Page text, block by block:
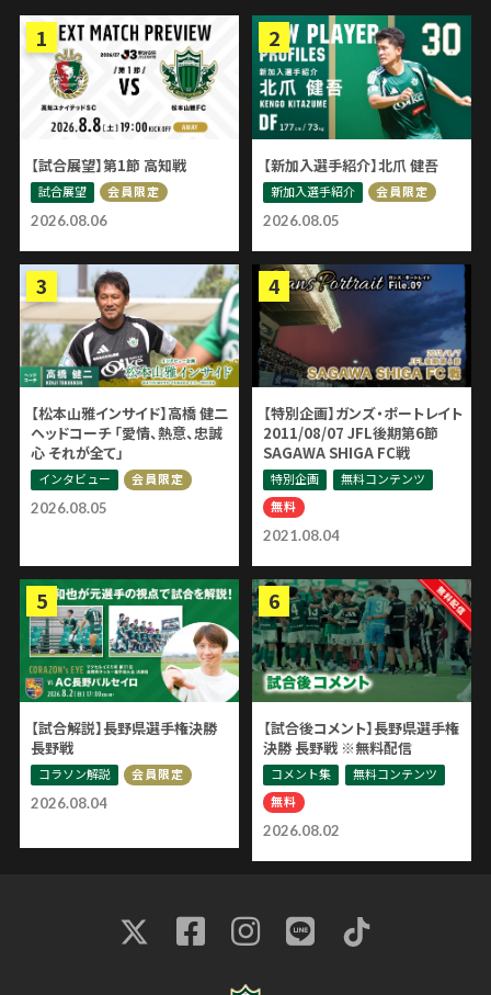
2026.08.06
【試合展望】第1節 高知戦
試合展望
会員限定
2026.08.05
【新加入選手紹介】北爪 健吾
新加入選手紹介 会員限定
2026.08.05
【松本山雅インサイド】高橋 健二
ヘッドコーチ 「愛情、熱意、忠誠
心 それが全て」
インタビュー 会員限定
2021.08.04
【特別企画】ガンズ・ポートレイト
2011/08/07 JFL後期第6節
SAGAWA SHIGA FC戦
特別企画
無料コンテンツ
無料
2026.08.04
【試合解説】長野県選手権決勝
長野戦
コラソン解説 会員限定
2026.08.02
【試合後コメント】長野県選手権
決勝 長野戦 ※無料配信
コメント集
無料コンテンツ
無料